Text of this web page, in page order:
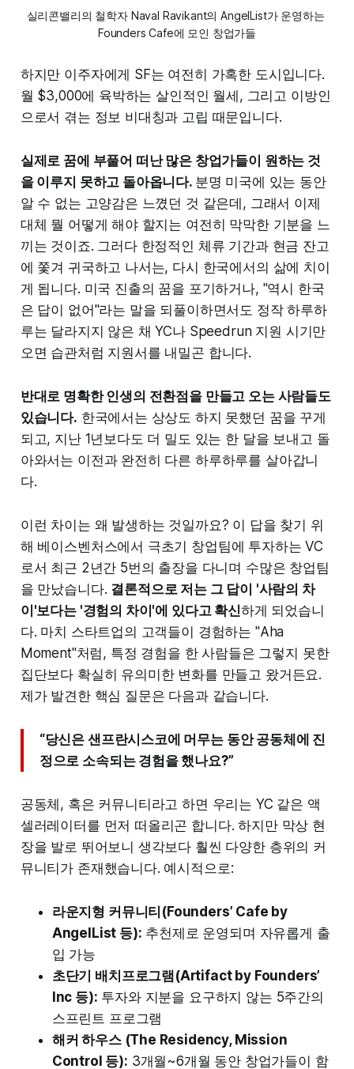
실리콘밸리의 철학자 Naval Ravikant의 AngelList가 운영하는
Founders Cafe에 모인 창업가들
하지만 이주자에게 SF는 여전히 가혹한 도시입니다.
월 $3,000에 육박하는 살인적인 월세, 그리고 이방인
으로서 겪는 정보 비대칭과 고립 때문입니다.
실제로 꿈에 부풀어 떠난 많은 창업가들이 원하는 것
을 이루지 못하고 돌아옵니다. 분명 미국에 있는 동안
알 수 없는 고양감은 느꼈던 것 같은데, 그래서 이제
대체 뭘 어떻게 해야 할지는 여전히 막막한 기분을 느
끼는 것이죠. 그러다 한정적인 체류 기간과 현금 잔고
에 쫓겨 귀국하고 나서는, 다시 한국에서의 삶에 치이
게 됩니다. 미국 진출의 꿈을 포기하거나, "역시 한국
은 답이 없어"라는 말을 되풀이하면서도 정작 하루하
루는 달라지지 않은 채 YC나 Speedrun 지원 시기만
오면 습관처럼 지원서를 내밀곤 합니다.
반대로 명확한 인생의 전환점을 만들고 오는 사람들도
있습니다. 한국에서는 상상도 하지 못했던 꿈을 꾸게
되고, 지난 1년보다도 더 밀도 있는 한 달을 보내고 돌
아와서는 이전과 완전히 다른 하루하루를 살아갑니
다.
이런 차이는 왜 발생하는 것일까요? 이 답을 찾기 위
해 베이스벤처스에서 극초기 창업팀에 투자하는 VC
로서 최근 2년간 5번의 출장을 다니며 수많은 창업팀
을 만났습니다. 결론적으로 저는 그 답이 '사람의 차
이'보다는 '경험의 차이'에 있다고 확신하게 되었습니
다. 마치 스타트업의 고객들이 경험하는 "Aha
Moment"처럼, 특정 경험을 한 사람들은 그렇지 못한
집단보다 확실히 유의미한 변화를 만들고 왔거든요.
제가 발견한 핵심 질문은 다음과 같습니다.
“당신은 샌프란시스코에 머무는 동안 공동체에 진
정으로 소속되는 경험을 했나요?”
공동체, 혹은 커뮤니티라고 하면 우리는 YC 같은 액
셀러레이터를 먼저 떠올리곤 합니다. 하지만 막상 현
장을 발로 뛰어보니 생각보다 훨씬 다양한 층위의 커
뮤니티가 존재했습니다. 예시적으로:
라운지형 커뮤니티(Founders’ Cafe by
AngelList 등): 추천제로 운영되며 자유롭게 출
입 가능
초단기 배치프로그램(Artifact by Founders’
Inc 등): 투자와 지분을 요구하지 않는 5주간의
스프린트 프로그램
해커 하우스 (The Residency, Mission
Control 등): 3개월~6개월 동안 창업가들이 함